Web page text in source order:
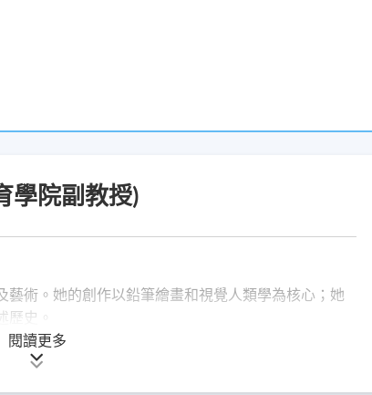
學院副教授)
術。她的創作以鉛筆繪畫和視覺人類學為核心；她
史。
呢喃》（澳門年長婦女口述歷史）（2020）；《痕
閱讀更多